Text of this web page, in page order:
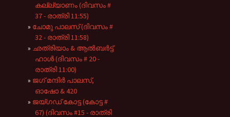
കല്ല്യാണം (ദിവസം #
37 - രാത്രി 11:55)
ചോമു പാലസ് (ദിവസം #
32 - രാത്രി 11:58)
ഛത്രിയാം & ആൽബർട്ട്
ഹാൾ (ദിവസം # 20 -
രാത്രി 11:00)
ജഗ് മന്ദിർ പാലസ്,
ഓഷോ & 420
ജയ്ഗഡ് കോട്ട (കോട്ട #
67) (ദിവസം #15 - രാത്രി